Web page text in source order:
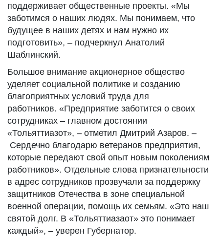
поддерживает общественные проекты. «Мы
заботимся о наших людях. Мы понимаем, что
будущее в наших детях и нам нужно их
подготовить», – подчеркнул Анатолий
Шаблинский.
Большое внимание акционерное общество
уделяет социальной политике и созданию
благоприятных условий труда для
работников. «Предприятие заботится о своих
сотрудниках – главном достоянии
«Тольяттиазот», – отметил Дмитрий Азаров. –
Сердечно благодарю ветеранов предприятия,
которые передают свой опыт новым поколениям
работников». Отдельные слова признательности
в адрес сотрудников прозвучали за поддержку
защитников Отечества в зоне специальной
военной операции, помощь их семьям. «Это наш
святой долг. В «Тольяттиазаот» это понимает
каждый», – уверен Губернатор.